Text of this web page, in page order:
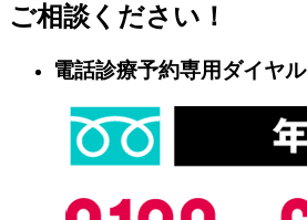
ご相談ください！
電話診療予約専用ダイヤル